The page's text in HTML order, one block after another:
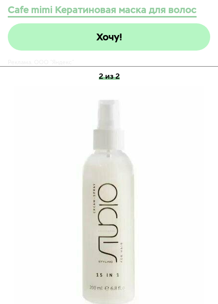
Cafe mimi Кератиновая маска для волос
Хочу!
2 из 2